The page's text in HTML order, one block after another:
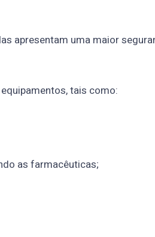
apresentam uma maior
tais como:
as farmacêuticas;